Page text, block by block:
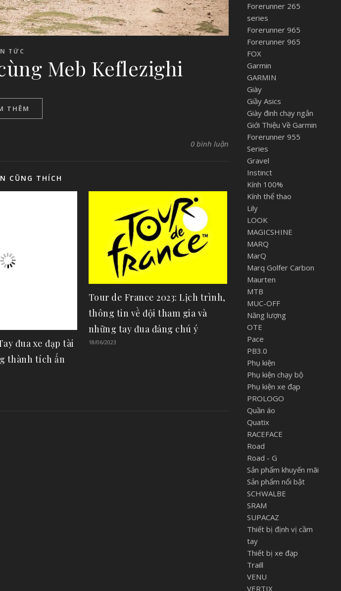
TỨC
Meb Keflezighi
THÊM
0 bình luận
CŨNG THÍCH
đua xe đạp tài
thành tích ấn
Tour de France 2023: Lịch trình,
thông tin về đội tham gia và
những tay đua đáng chú ý
18/06/2023
Forerunner 265
series
Forerunner 965
Forerunner 965
FOX
Garmin
GARMIN
Giày
Giầy Asics
Giày đinh chạy ngắn
Giới Thiệu Về Garmin
Forerunner 955
Series
Gravel
Instinct
Kính 100%
Kính thể thao
Lily
LOOK
MAGICSHINE
MARQ
MarQ
Marq Golfer Carbon
Maurten
MTB
MUC-OFF
Năng lượng
OTE
Pace
PB3.0
Phụ kiện
Phụ kiện chạy bộ
Phụ kiện xe đạp
PROLOGO
Quần áo
Quatix
RACEFACE
Road
Road - G
Sản phẩm khuyến mãi
Sản phẩm nổi bật
SCHWALBE
SRAM
SUPACAZ
Thiết bị định vị cầm
tay
Thiết bị xe đạp
Traill
VENU
VERTIX